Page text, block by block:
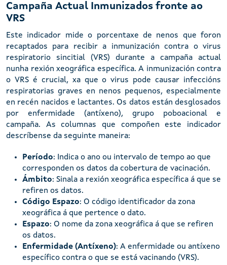
Campaña Actual Inmunizados fronte ao
VRS
Este indicador mide o porcentaxe de nenos que foron
recaptados para recibir a inmunización contra o virus
respiratorio sincitial (VRS) durante a campaña actual
nunha rexión xeográfica específica. A inmunización contra
o VRS é crucial, xa que o virus pode causar infeccións
respiratorias graves en nenos pequenos, especialmente
en recén nacidos e lactantes. Os datos están desglosados
por enfermidade (antíxeno), grupo poboacional e
campaña. As columnas que compoñen este indicador
descríbense da seguinte maneira:
Período: Indica o ano ou intervalo de tempo ao que
corresponden os datos da cobertura de vacinación.
Ámbito: Sinala a rexión xeográfica específica á que se
refiren os datos.
Código Espazo: O código identificador da zona
xeográfica á que pertence o dato.
Espazo: O nome da zona xeográfica á que se refiren
os datos.
Enfermidade (Antíxeno): A enfermidade ou antíxeno
específico contra o que se está vacinando (VRS).